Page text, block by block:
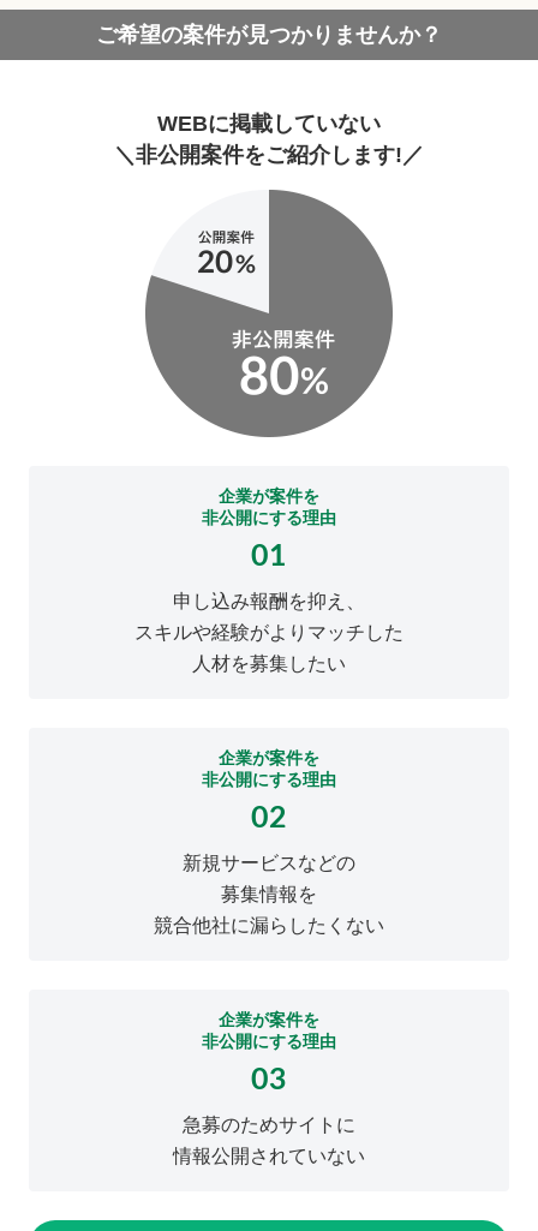
ご希望の案件が見つかりませんか？
WEBに掲載していない
＼非公開案件をご紹介します!／
企業が案件を
非公開にする理由
01
申し込み報酬を抑え、
スキルや経験がよりマッチした
人材を募集したい
企業が案件を
非公開にする理由
02
新規サービスなどの
募集情報を
競合他社に漏らしたくない
企業が案件を
非公開にする理由
03
急募のためサイトに
情報公開されていない